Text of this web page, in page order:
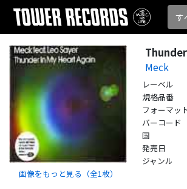
す
画像をもっと見る（全1 枚）
Meck
レーベル
規格品番
フォーマッ
バーコード
国
発売日
ジャンル